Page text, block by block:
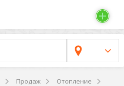
Продаж
Отопление